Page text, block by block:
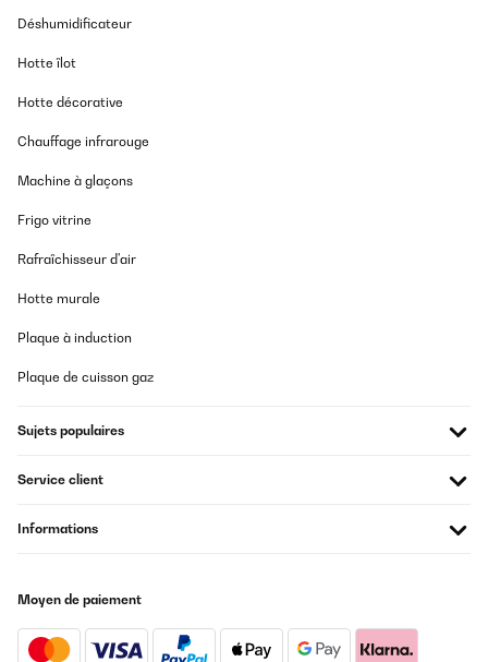
Déshumidificateur
Hotte îlot
Hotte décorative
Chauffage infrarouge
Machine à glaçons
Frigo vitrine
Rafraîchisseur d'air
Hotte murale
Plaque à induction
Plaque de cuisson gaz
Sujets populaires
Service client
Informations
Moyen de paiement